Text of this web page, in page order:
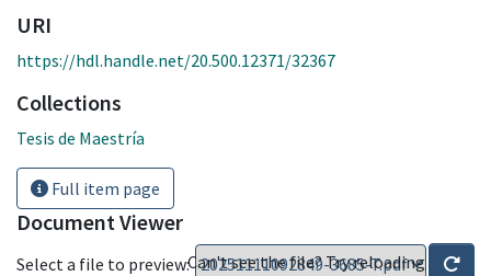
URI
https://hdl.handle.net/20.500.12371/32367
Collections
Tesis de Maestría
Full item page
Document Viewer
Select a file to preview:Can't see the file? Try reloading